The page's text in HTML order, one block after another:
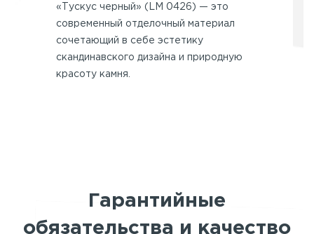
«Тускус черный» (LM 0426) — это
современный отделочный материал
сочетающий в себе эстетику
скандинавского дизайна и природную
красоту камня.
Гарантийные
обязательства и качество